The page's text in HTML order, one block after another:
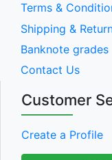
Terms &
Shipping &
Banknote grades
Contact Us
Customer
Create a Profile